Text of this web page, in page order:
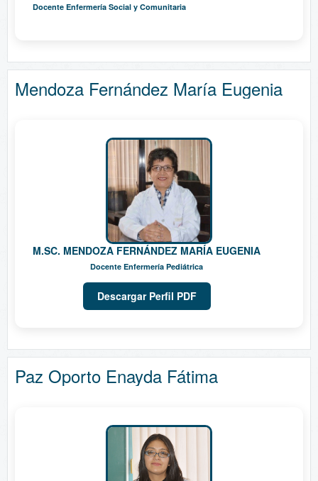
Docente Enfermería Social y Comunitaria
Mendoza Fernández María Eugenia
M.SC. MENDOZA FERNÁNDEZ MARÍA EUGENIA
Docente Enfermería Pediátrica
Descargar Perfil PDF
Paz Oporto Enayda Fátima